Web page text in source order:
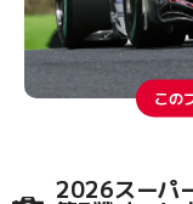
この
2026スーパ